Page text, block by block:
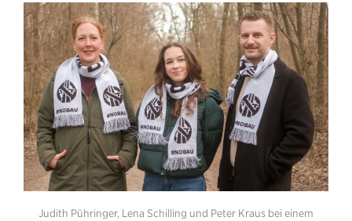
Judith Pühringer, Lena Schilling und Peter Kraus bei einem